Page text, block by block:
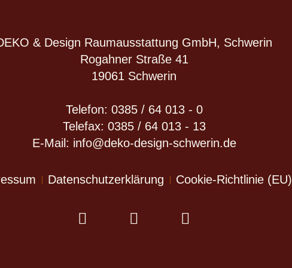
& Design Raumausstattung GmbH, Schwerin
Rogahner Straße 41
19061 Schwerin
Telefon: 0385 / 64 013 - 0
Telefax: 0385 / 64 013 - 13
E-Mail: info@deko-design-schwerin.de
Datenschutzerklärung Cookie-Richtlinie (EU)